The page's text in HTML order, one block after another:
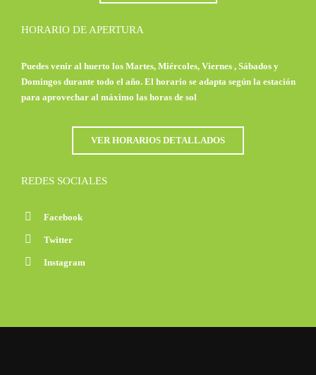
HORARIO DE APERTURA
Puedes venir al huerto los Martes, Miércoles, Viernes , Sábados y
Domingos durante todo el año. El horario se adapta según la estación
para aprovechar al máximo las horas de sol
VER HORARIOS DETALLADOS
REDES SOCIALES
Facebook
Twitter
Instagram